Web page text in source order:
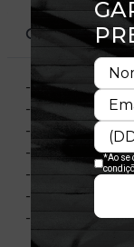
- Modelo
- Fechamento
- Copa
- Aba pré-
- Flag New
- Licença oficial
-